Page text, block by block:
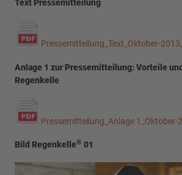
Text Pressemitteilung
Pressemitteilung_Text_Oktober-
Anlage 1 zur Pressemitteilung: Vorteile
Regenkelle
Pressemitteilung_Anlage 1_Oktober-
Bild Regenkelle® 01